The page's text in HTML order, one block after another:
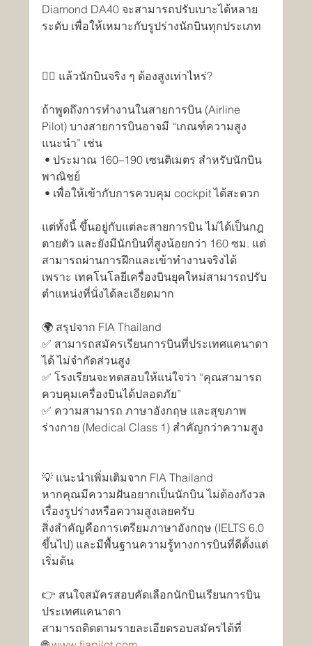
Diamond DA40 จะสามารถปรับเบาะได้หลาย
ระดับ เพื่อให้เหมาะกับรูปร่างนักบินทุกประเภท
🧑‍✈️ แล้วนักบินจริง ๆ ต้องสูงเท่าไหร่?
ถ้าพูดถึงการทำงานในสายการบิน (Airline
Pilot) บางสายการบินอาจมี “เกณฑ์ความสูง
แนะนำ” เช่น
พาณิชย์
• เพื่อให้เข้ากับการควบคุม cockpit ได้สะดวก
แต่ทั้งนี้ ขึ้นอยู่กับแต่ละสายการบิน ไม่ได้เป็นกฎ
ตายตัว และยังมีนักบินที่สูงน้อยกว่า 160 ซม. แต่
สามารถผ่านการฝึกและเข้าทำงานจริงได้
เพราะ เทคโนโลยีเครื่องบินยุคใหม่สามารถปรับ
ตำแหน่งที่นั่งได้ละเอียดมาก
🌍 สรุปจาก FIA Thailand
✅ สามารถสมัครเรียนการบินที่ประเทศแคนาดา
ได้ ไม่จำกัดส่วนสูง
✅ โรงเรียนจะทดสอบให้แน่ใจว่า “คุณสามารถ
ควบคุมเครื่องบินได้ปลอดภัย”
✅ ความสามารถ ภาษาอังกฤษ และสุขภาพ
ร่างกาย (Medical Class 1) สำคัญกว่าความสูง
💡 แนะนำเพิ่มเติมจาก FIA Thailand
หากคุณมีความฝันอยากเป็นนักบิน ไม่ต้องกังวล
เรื่องรูปร่างหรือความสูงเลยครับ
สิ่งสำคัญคือการเตรียมภาษาอังกฤษ (IELTS 6.0
ขึ้นไป) และมีพื้นฐานความรู้ทางการบินที่ดีตั้งแต่
เริ่มต้น
👉 สนใจสมัครสอบคัดเลือกนักบินเรียนการบิน
ประเทศแคนาดา
สามารถติดตามรายละเอียดรอบสมัครได้ที่